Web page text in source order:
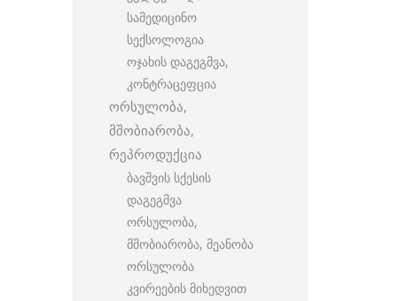
სამედიცინო
სექსოლოგია
ოჯახის დაგეგმვა,
კონტრაცეფცია
ორსულობა,
მშობიარობა,
რეპროდუქცია
ბავშვის სქესის
დაგეგმვა
ორსულობა,
მშობიარობა, მეანობა
ორსულობა
კვირეების მიხედვით